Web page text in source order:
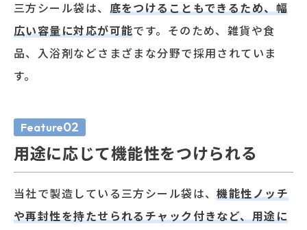
三方シール袋は、 底をつけることもできるため、幅
広い容量に対応が可能です。そのため、雑貨や食
品、入浴剤などさまざまな分野で採用されていま
す。
Feature02
用途に応じて機能性をつけられる
当社で製造している三方シール袋は、機能性ノッチ
や再封性を持たせられるチャック付きなど、用途に